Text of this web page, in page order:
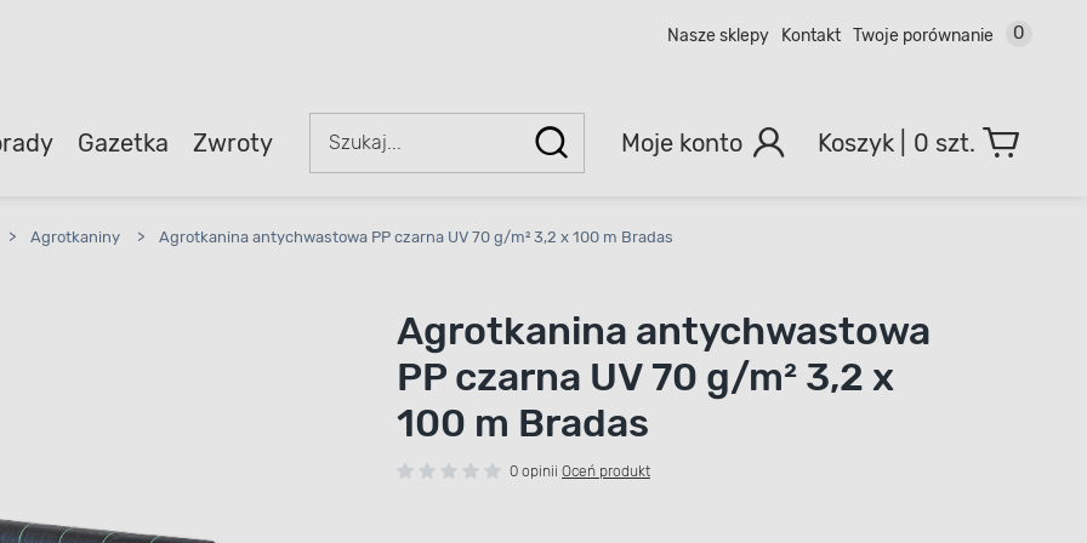
Nasze sklepy Kontakt Twoje porównanie 0
Gazetka Zwroty Moje konto 0 szt.
> Agrotkaniny > Agrotkanina antychwastowa PP czarna UV 70 g/m² 3,2 x 100 m Bradas
Agrotkanina antychwastowa
PP czarna UV 70 g/m² 3,2 x
100 m Bradas
0 opinii Oceń produkt